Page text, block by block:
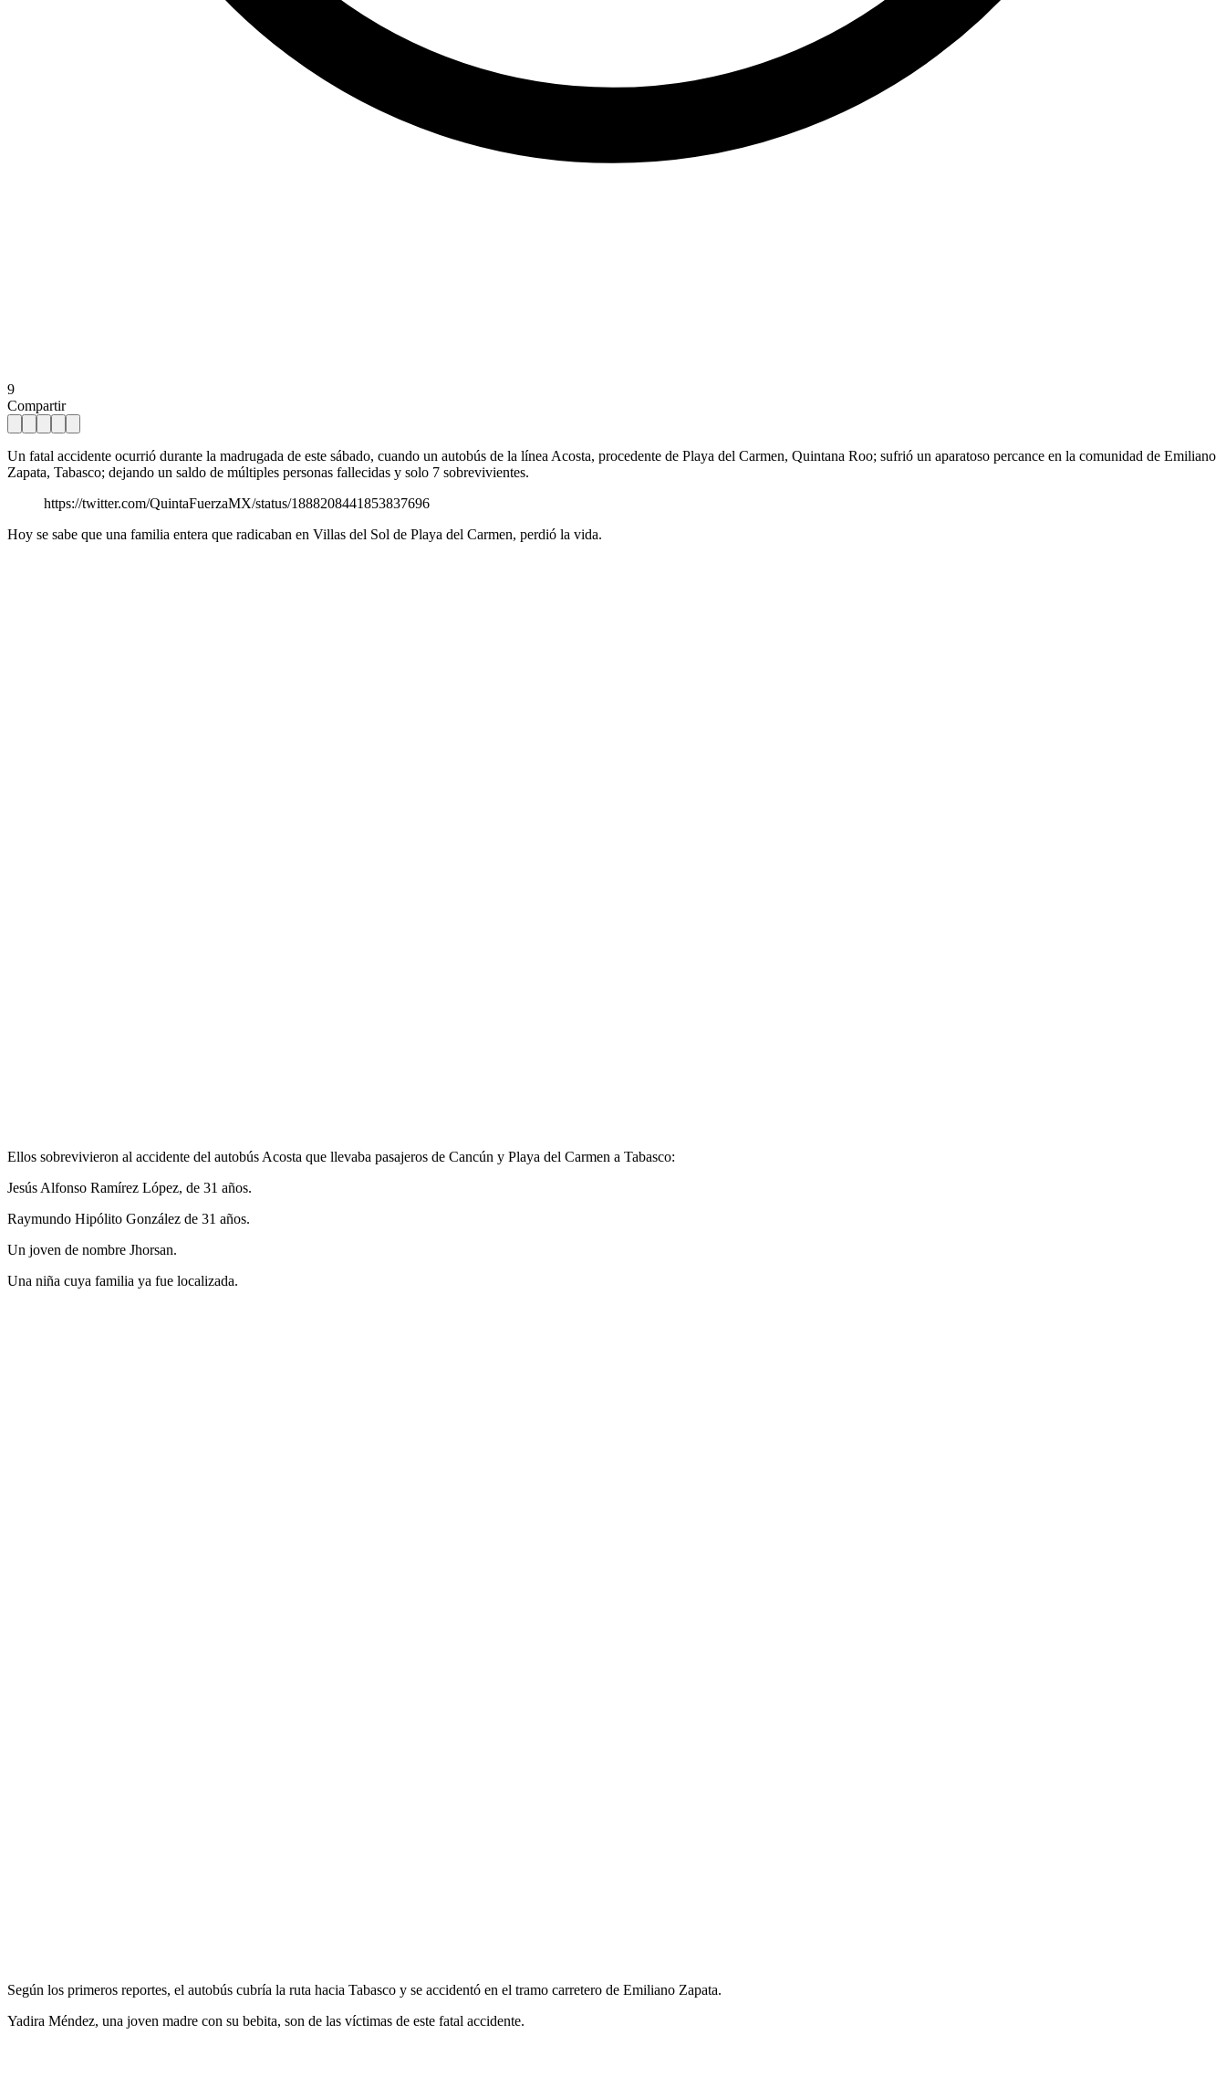
9
Compartir
Un fatal accidente ocurrió durante la madrugada de este sábado, cuando un autobús de la línea Acosta, procedente de Playa del Carmen, Quintana Roo; sufrió un aparatoso percance en la comunidad de Emiliano
Zapata, Tabasco; dejando un saldo de múltiples personas fallecidas y solo 7 sobrevivientes.
https://twitter.com/QuintaFuerzaMX/status/1888208441853837696
Hoy se sabe que una familia entera que radicaban en Villas del Sol de Playa del Carmen, perdió la vida.
Ellos sobrevivieron al accidente del autobús Acosta que llevaba pasajeros de Cancún y Playa del Carmen a Tabasco:
Jesús Alfonso Ramírez López, de 31 años.
Raymundo Hipólito González de 31 años.
Un joven de nombre Jhorsan.
Una niña cuya familia ya fue localizada.
Según los primeros reportes, el autobús cubría la ruta hacia Tabasco y se accidentó en el tramo carretero de Emiliano Zapata.
Yadira Méndez, una joven madre con su bebita, son de las víctimas de este fatal accidente.